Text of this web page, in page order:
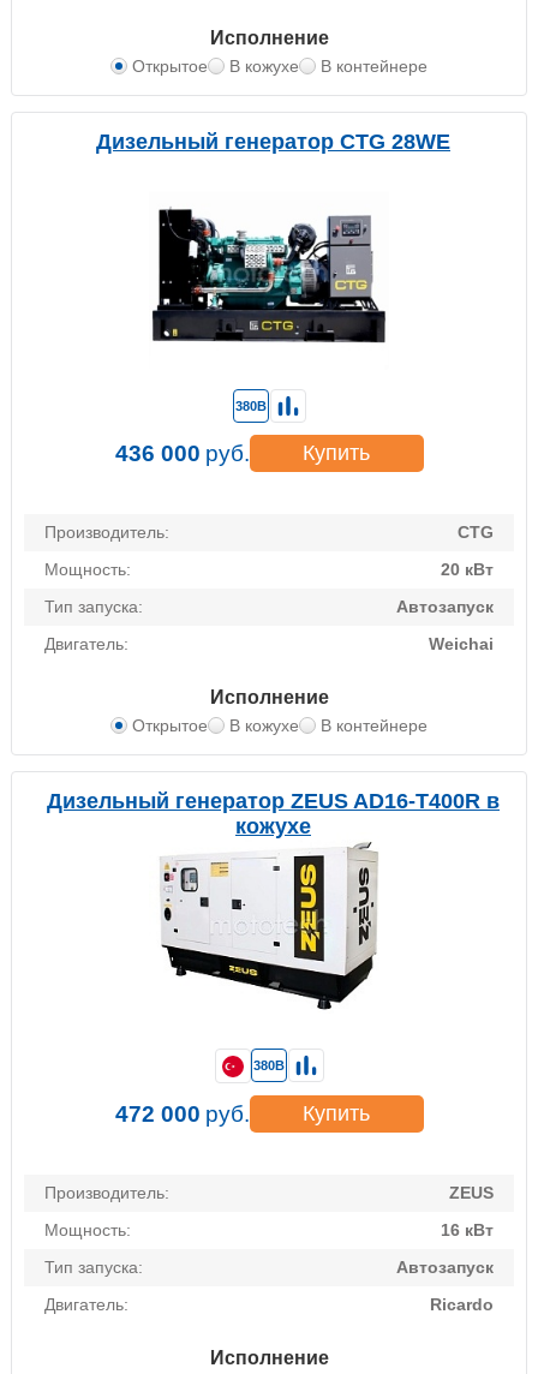
Исполнение
Открытое В кожухе В контейнере
Дизельный генератор CTG 28WE
Производитель:
CTG
Мощность:
20 кВт
Тип запуска:
Автозапуск
Двигатель:
Weichai
Исполнение
Открытое В кожухе В контейнере
380В
436 000 руб. Купить
Дизельный генератор ZEUS AD16-T400R в
кожухе
Производитель:
ZEUS
Мощность:
16 кВт
Тип запуска:
Автозапуск
Двигатель:
Ricardo
Исполнение
380В
472 000 руб. Купить